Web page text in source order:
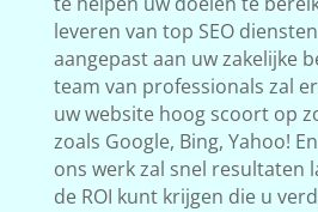
leveren van top SEO
aangepast aan uw zakelijke
team van professionals zal
uw website hoog scoort op
zoals Google, Bing, Yahoo!
ons werk zal snel resultaten
de ROI kunt krijgen die u